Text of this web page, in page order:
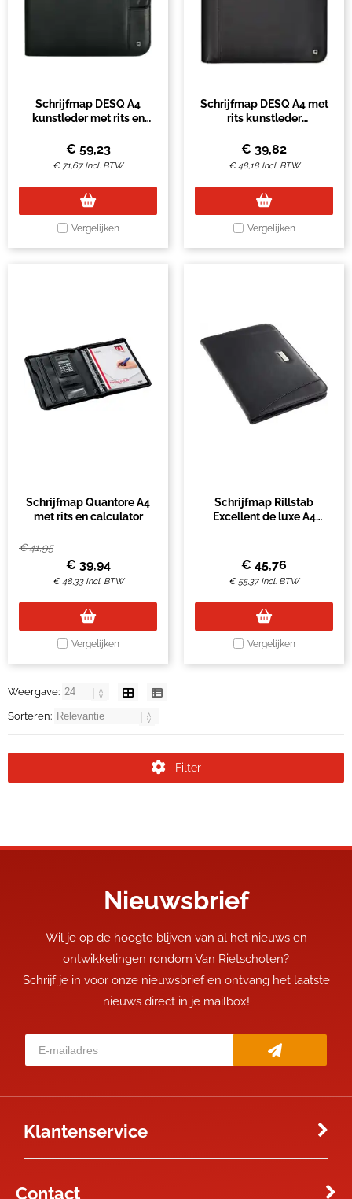
Schrijfmap DESQ A4
kunstleder met rits en
€ 59,23
€ 71,67 Incl. BTW
Vergelijken
Schrijfmap DESQ A4 met
rits kunstleder
€ 39,82
€48,18 Incl. BTW
Vergelijken
Schrijfmap Quantore A4
met rits en calculator
€41,95
€ 39,94
€48,33 Incl. BTW
Vergelijken
Schrijfmap Rillstab
Excellent de luxe A4
€ 45,76
€ 55,37 Incl. BTW
Vergelijken
Weergave:
Sorteren:
Filter
Nieuwsbrief
Wil je op de hoogte blijven van al het nieuws en
ontwikkelingen rondom Van Rietschoten?
Schrijf je in voor onze nieuwsbrief en ontvang het laatste
nieuws direct in je mailbox!
Klantenservice
Contact